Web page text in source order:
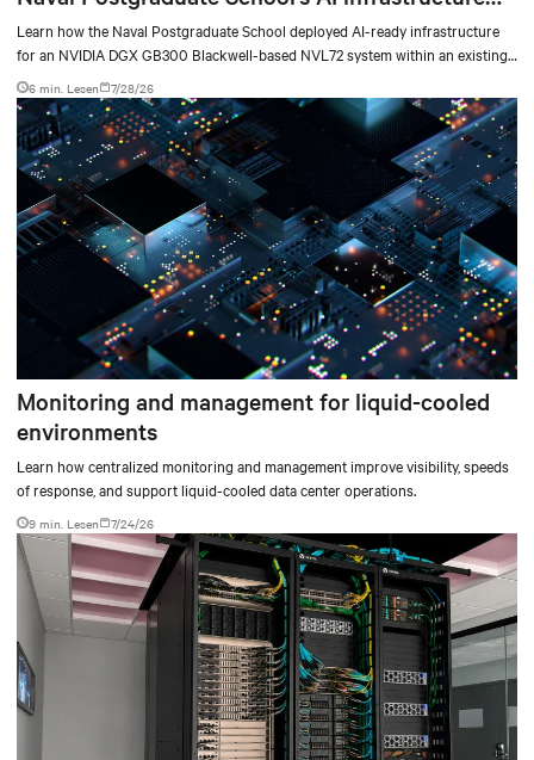
deployment
Learn how the Naval Postgraduate School deployed AI-ready infrastructure
for an NVIDIA DGX GB300 Blackwell-based NVL72 system within an existing
facility, creating a repeatable model for high-density, liquid-cooled AI
environments.
6 min. Lesen 7/28/26
Monitoring and management for liquid-cooled
environments
Learn how centralized monitoring and management improve visibility, speeds
of response, and support liquid-cooled data center operations.
9 min. Lesen 7/24/26